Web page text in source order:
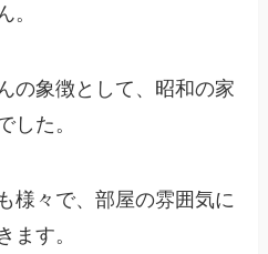
。
の象徴として、昭和の家
した。
様々で、部屋の雰囲気に
ます。